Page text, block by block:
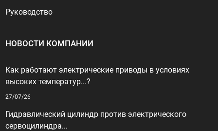
Руководство
НОВОСТИ КОМПАНИИ
Как работают электрические приводы в условиях
высоких температур...?
27/07/26
Гидравлический цилиндр против электрического
сервоцилиндра...